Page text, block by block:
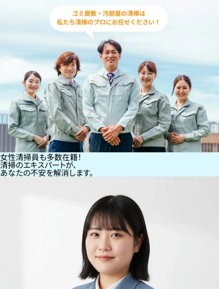
女性清掃員も多数在籍！
清掃のエキスパートが、
あなたの不安を解消します。